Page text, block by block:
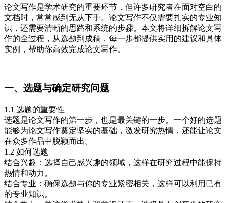
论文写作是学术研究的重要环节，但许多研究者在面对空白的
文档时，常常感到无从下手。论文写作不仅需要扎实的专业知
识，还需要清晰的思路和系统的步骤。本文将详细拆解论文写
作的全过程，从选题到成稿，每一步都提供实用的建议和具体
实例，帮助你高效完成论文写作。
一、选题与确定研究问题
1.1 选题的重要性
选题是论文写作的第一步，也是最关键的一步。一个好的选题
能够为论文写作奠定坚实的基础，激发研究热情，还能让论文
在众多作品中脱颖而出。
1.2 如何选题
结合兴趣：选择自己感兴趣的领域，这样在研究过程中能保持
热情和动力。
结合专业：确保选题与你的专业紧密相关，这样可以利用已有
的专业知识。